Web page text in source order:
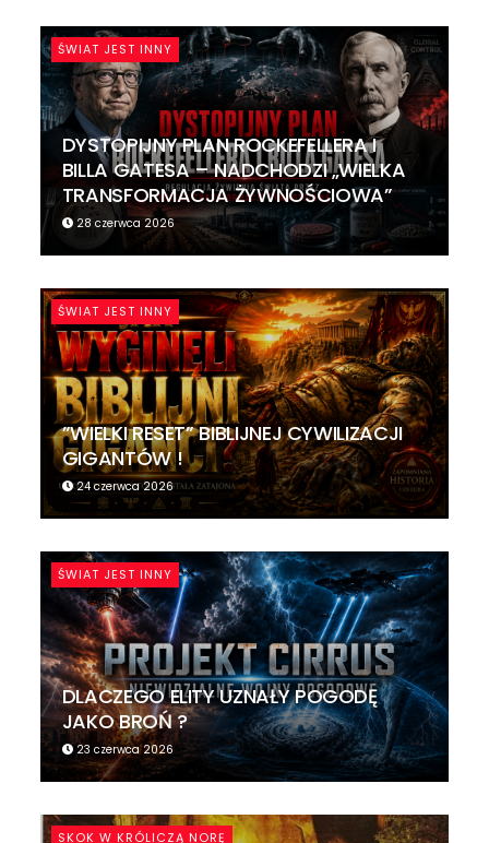
ŚWIAT JEST INNY
DYSTOPIJNY PLAN ROCKEFELLERA I
BILLA GATESA – NADCHODZI „WIELKA
TRANSFORMACJA ŻYWNOŚCIOWA”
28 czerwca 2026
ŚWIAT JEST INNY
”WIELKI RESET” BIBLIJNEJ CYWILIZACJI
GIGANTÓW !
24 czerwca 2026
ŚWIAT JEST INNY
DLACZEGO ELITY UZNAŁY POGODĘ
JAKO BROŃ ?
23 czerwca 2026
SKOK W KRÓLICZĄ NORĘ